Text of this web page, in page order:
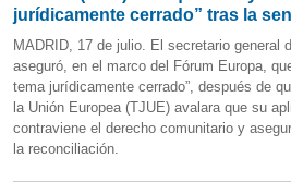
jurídicamente cerrado” tras la
MADRID, 17 de julio. El secretario general
aseguró, en el marco del Fórum Europa,
tema jurídicamente cerrado”, después de
la Unión Europea (TJUE) avalara que su
contraviene el derecho comunitario y
la reconciliación.